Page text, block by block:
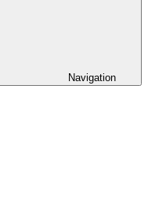
Navigation